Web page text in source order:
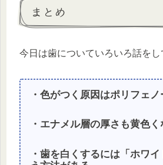
まとめ
今日は歯についていろいろ話をし
・色がつく原因はポリフェノ
・エナメル層の厚さも黄色く
・歯を白くするには「ホワ